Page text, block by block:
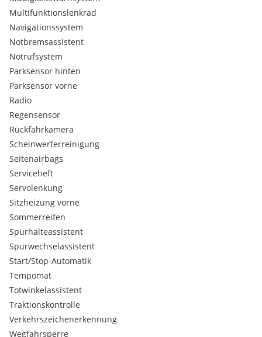
Multifunktionslenkrad
Navigationssystem
Notbremsassistent
Notrufsystem
Parksensor hinten
Parksensor vorne
Radio
Regensensor
Rückfahrkamera
Scheinwerferreinigung
Seitenairbags
Serviceheft
Servolenkung
Sitzheizung vorne
Sommerreifen
Spurhalteassistent
Spurwechselassistent
Start/Stop-Automatik
Tempomat
Totwinkelassistent
Traktionskontrolle
Verkehrszeichenerkennung
Wegfahrsperre